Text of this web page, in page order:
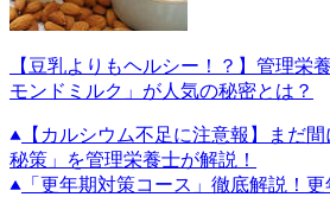
【豆乳よりもヘルシー！？】管理栄
モンドミルク」が人気の秘密とは？
【カルシウム不足に注意報】まだ
秘策」を管理栄養士が解説！
「更年期対策コース」徹底解説！